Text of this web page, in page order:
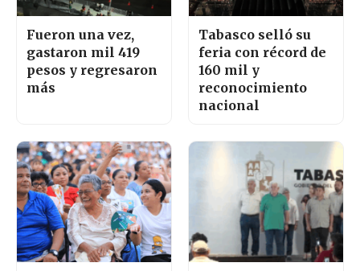
Fueron una vez,
gastaron mil 419
pesos y regresaron
más
Tabasco selló su
feria con récord de
160 mil y
reconocimiento
nacional